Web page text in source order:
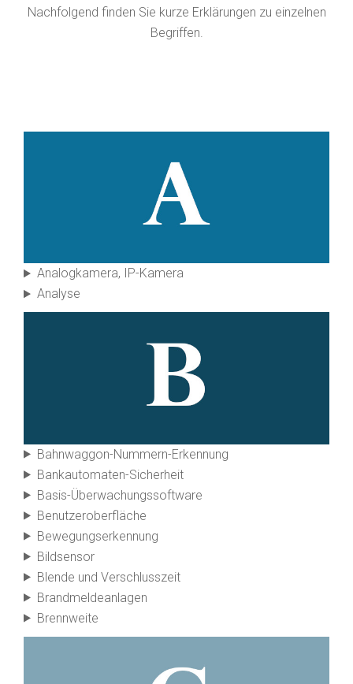
Nachfolgend finden Sie kurze Erklärungen zu einzelnen
Begriffen.
Analog­kamera, IP-Kamera
Analyse
Bahnwaggon-Nummern-Erkennung
Bank­automaten-Sicherheit
Basis-Überwachungs­software
Benutzer­oberfläche
Bewegungs­erkennung
Bild­sensor
Blende und Verschluss­zeit
Brandmelde­anlagen
Brennweite